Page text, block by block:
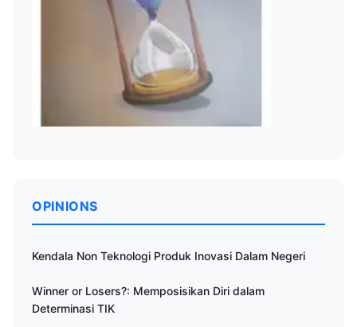
OPINIONS
Kendala Non Teknologi Produk Inovasi Dalam Negeri
Winner or Losers?: Memposisikan Diri dalam
Determinasi TIK